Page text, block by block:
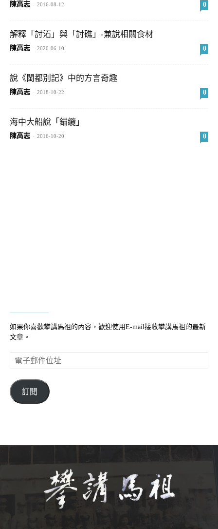
陳高志 - 2016-08-12 0
解釋「討沰」與「討礁」-兼說相關食材
陳高志 - 2020-06-10 0
說《閩都別記》中的方言奇趣
陳高志 - 2018-10-22 0
海中大船說「錨纜」
陳高志 - 2016-10-20 0
如果你喜歡攀講馬祖的內容，歡迎使用E-mail接收攀講馬祖的最新
文章。
電
子
件
位
訂閱